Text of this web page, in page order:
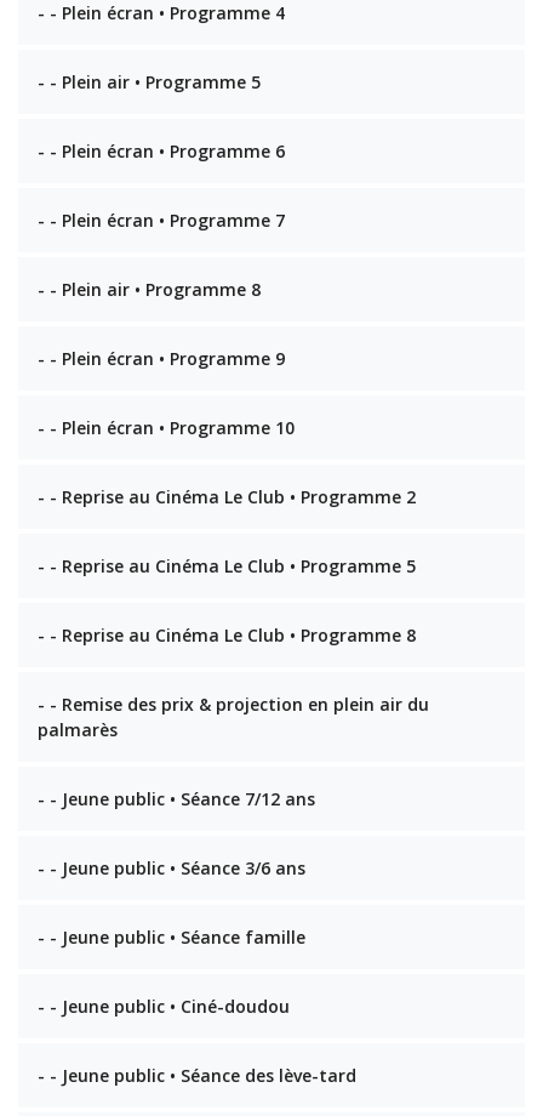
- - Plein écran • Programme 4
- - Plein air • Programme 5
- - Plein écran • Programme 6
- - Plein écran • Programme 7
- - Plein air • Programme 8
- - Plein écran • Programme 9
- - Plein écran • Programme 10
- - Reprise au Cinéma Le Club • Programme 2
- - Reprise au Cinéma Le Club • Programme 5
- - Reprise au Cinéma Le Club • Programme 8
- - Remise des prix & projection en plein air du
palmarès
- - Jeune public • Séance 7/12 ans
- - Jeune public • Séance 3/6 ans
- - Jeune public • Séance famille
- - Jeune public • Ciné-doudou
- - Jeune public • Séance des lève-tard